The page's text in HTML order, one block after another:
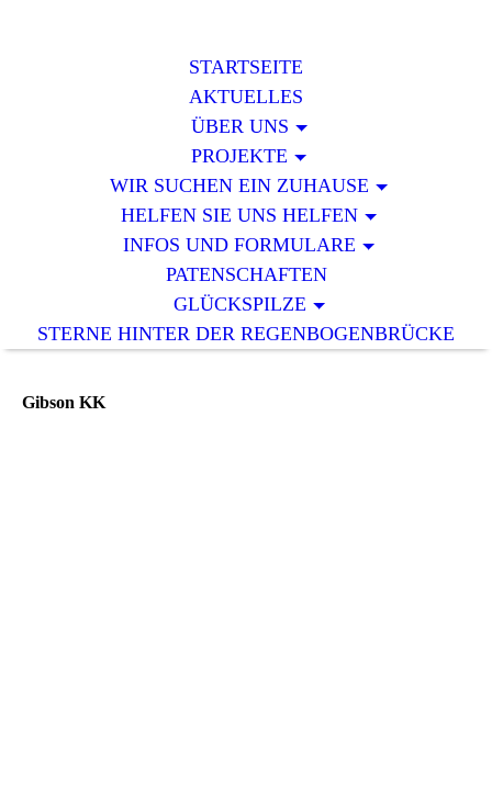
STARTSEITE
AKTUELLES
ÜBER UNS
PROJEKTE
WIR SUCHEN EIN ZUHAUSE
HELFEN SIE UNS HELFEN
INFOS UND FORMULARE
PATENSCHAFTEN
GLÜCKSPILZE
STERNE HINTER DER REGENBOGENBRÜCKE
Gibson KK